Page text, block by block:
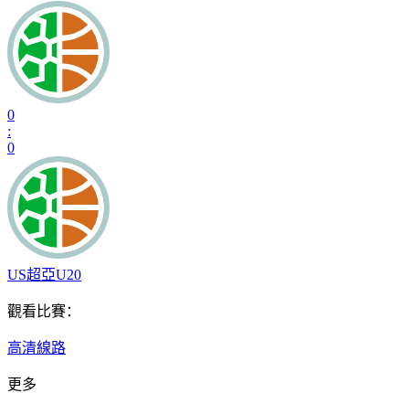
0
:
0
US超亞U20
觀看比賽：
高清線路
更多